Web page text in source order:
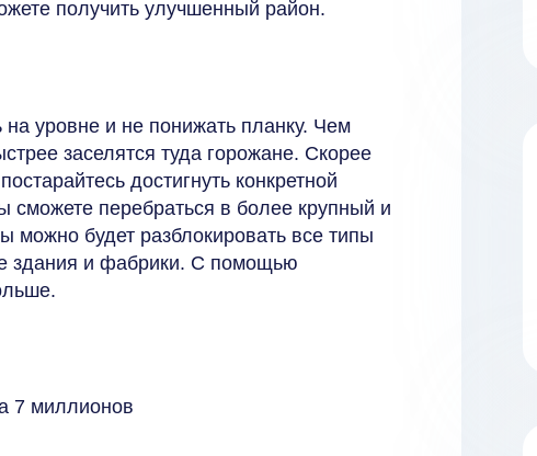
получить улучшенный район.
уровне и не понижать планку. Чем
заселятся туда горожане. Скорее
достигнуть конкретной
перебраться в более крупный и
будет разблокировать все типы
здания и фабрики. С помощью
7 миллионов